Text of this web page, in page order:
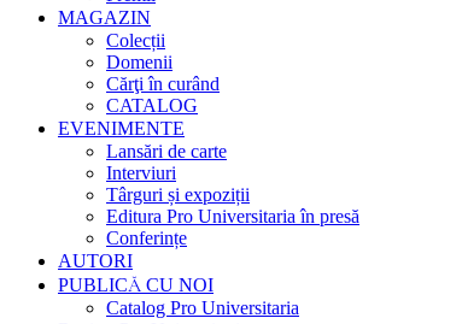
MAGAZIN
Colecții
Domenii
Cărţi în curând
CATALOG
EVENIMENTE
Lansări de carte
Interviuri
Târguri și expoziții
Editura Pro Universitaria în presă
Conferințe
AUTORI
PUBLICĂ CU NOI
Catalog Pro Universitaria